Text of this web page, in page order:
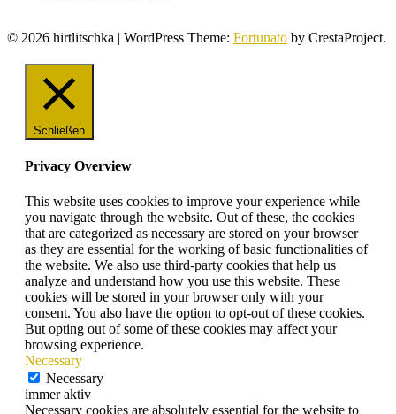
© 2026 hirtlitschka | WordPress Theme: Fortunato by CrestaProject.
Schließen
Privacy Overview
This website uses cookies to improve your experience while
you navigate through the website. Out of these, the cookies
that are categorized as necessary are stored on your browser
as they are essential for the working of basic functionalities of
the website. We also use third-party cookies that help us
analyze and understand how you use this website. These
cookies will be stored in your browser only with your
consent. You also have the option to opt-out of these cookies.
But opting out of some of these cookies may affect your
browsing experience.
Necessary
Necessary
immer aktiv
Necessary cookies are absolutely essential for the website to